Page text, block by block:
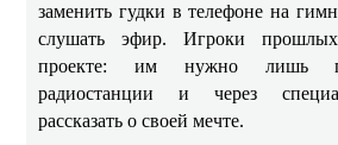
заменить гудки в телефоне на
слушать эфир. Игроки
проекте: им нужно лишь
радиостанции и через
рассказать о своей мечте.